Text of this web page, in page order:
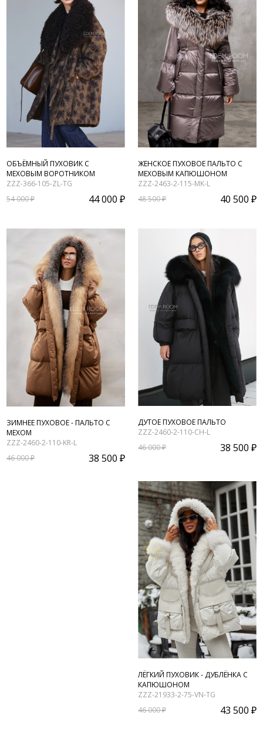
ОБЪЁМНЫЙ ПУХОВИК С
МЕХОВЫМ ВОРОТНИКОМ
ZZZ-366-105-ZL-TG
54 000 ₽
44 000 ₽
ЖЕНСКОЕ ПУХОВОЕ ПАЛЬТО С
МЕХОВЫМ КАПЮШОНОМ
ZZZ-2463-2-115-MK-L
48 500 ₽
40 500 ₽
ЗИМНЕЕ ПУХОВОЕ - ПАЛЬТО С
МЕХОМ
ZZZ-2460-2-110-KR-L
46 000 ₽
38 500 ₽
ДУТОЕ ПУХОВОЕ ПАЛЬТО
ZZZ-2460-2-110-CH-L
46 000 ₽
38 500 ₽
ЛЁГКИЙ ПУХОВИК - ДУБЛЁНКА С
КАПЮШОНОМ
ZZZ-21933-2-75-VN-TG
46 000 ₽
43 500 ₽